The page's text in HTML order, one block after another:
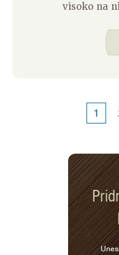
visoko na
1